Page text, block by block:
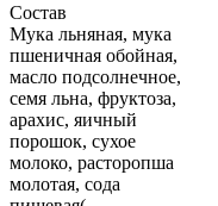
Состав
Мука льняная, мука
пшеничная обойная,
масло подсолнечное,
семя льна, фруктоза,
арахис, яичный
порошок, сухое
молоко, расторопша
молотая, сода